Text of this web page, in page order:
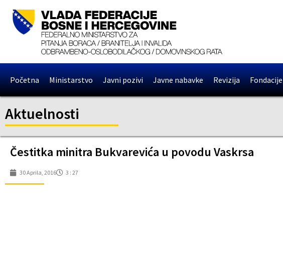
Početna Ministarstvo Javni pozivi Javne nabavke Revizija Fondacije
Aktuelnosti
Čestitka minitra Bukvarevića u povodu Vaskrsa
30 Aprila, 2016 3 : 27